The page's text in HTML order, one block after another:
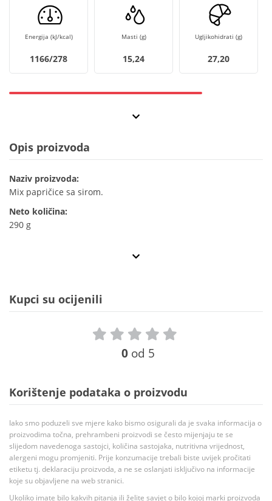
Energija (kJ/kcal)
1166/278
Masti (g)
15,24
Ugljikohidrati (g)
27,20
Opis proizvoda
Naziv proizvoda:
Mix papričice sa sirom.
Neto količina:
290 g
Kupci su ocijenili
0 od 5
Korištenje podataka o proizvodu
Iako smo poduzeli sve mjere kako bismo osigurali da je svaka informacija o
proizvodima točna, prehrambeni proizvodi se često mijenjaju te se
slijedom navedenoga sastojci, količina sastojaka, nutritivna vrijednost,
alergeni mogu promjeniti. Prije konzumacije trebali biste uvijek pročitati
etiketu tj. deklaraciju proizvoda, a ne se oslanjati isključivo na informacije
koje su objavljene na web stranici.
Ukoliko imate bilo kakvih pitanja ili želite savjet o bilo kojoj marki proizvoda